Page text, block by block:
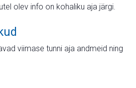
olev info on kohaliku aja järgi.
viimase tunni aja andmeid ning